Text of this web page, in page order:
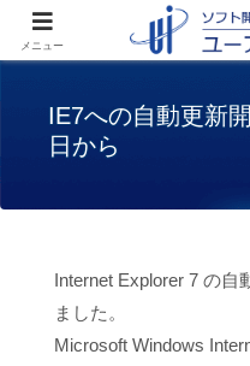
お知らせ
は2008年２月13日から
IE7への自動更新
日から
Internet Explorer 7 の自
ました。
Microsoft Windows
メニュー